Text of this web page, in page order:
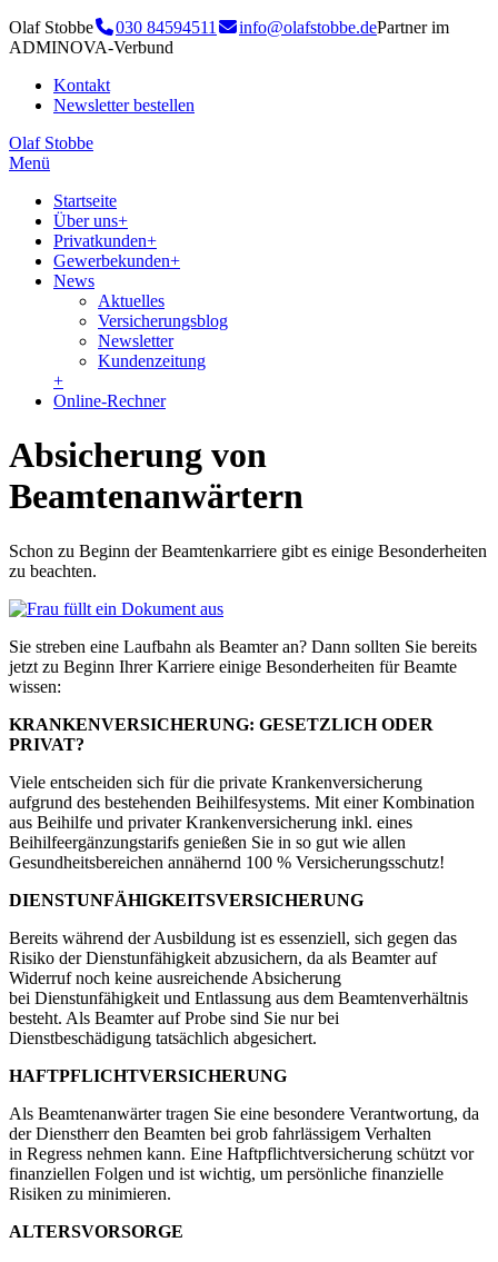
Olaf Stobbe 030 84594511 info@olafstobbe.dePartner im
ADMINOVA-Verbund
Kontakt
Newsletter bestellen
Olaf Stobbe
Menü
Startseite
Über uns+
Privatkunden+
Gewerbekunden+
News
Aktuelles
Versicherungsblog
Newsletter
Kundenzeitung
+
Online-Rechner
Absicherung von
Beamtenanwärtern
Schon zu Beginn der Beamtenkarriere gibt es einige Besonderheiten
zu beachten.
Sie streben eine Laufbahn als Beamter an? Dann sollten Sie bereits
jetzt zu Beginn Ihrer Karriere einige Besonderheiten für Beamte
wissen:
KRANKENVERSICHERUNG: GESETZLICH ODER
PRIVAT?
Viele entscheiden sich für die private Krankenversicherung
aufgrund des bestehenden Beihilfesystems. Mit einer Kombination
aus Beihilfe und privater Krankenversicherung inkl. eines
Beihilfeergänzungstarifs genießen Sie in so gut wie allen
Gesundheitsbereichen annähernd 100 % Versicherungsschutz!
DIENSTUNFÄHIGKEITSVERSICHERUNG
Bereits während der Ausbildung ist es essenziell, sich gegen das
Risiko der Dienstunfähigkeit abzusichern, da als Beamter auf
Widerruf noch keine ausreichende Absicherung
bei Dienstunfähigkeit und Entlassung aus dem Beamtenverhältnis
besteht. Als Beamter auf Probe sind Sie nur bei
Dienstbeschädigung tatsächlich abgesichert.
HAFTPFLICHTVERSICHERUNG
Als Beamtenanwärter tragen Sie eine besondere Verantwortung, da
der Dienstherr den Beamten bei grob fahrlässigem Verhalten
in Regress nehmen kann. Eine Haftpflichtversicherung schützt vor
finanziellen Folgen und ist wichtig, um persönliche finanzielle
Risiken zu minimieren.
ALTERSVORSORGE